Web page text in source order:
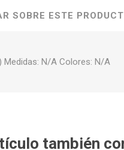
SOBRE ESTE
Medidas: N/A Colores: N/A
también